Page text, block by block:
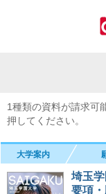
1種類の資料が請求可
押してください。
大学案内
埼玉
要項